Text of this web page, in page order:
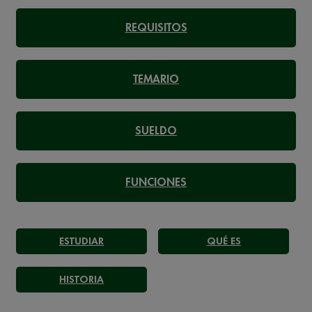
REQUISITOS
TEMARIO
SUELDO
FUNCIONES
ESTUDIAR QUÉ ES
HISTORIA